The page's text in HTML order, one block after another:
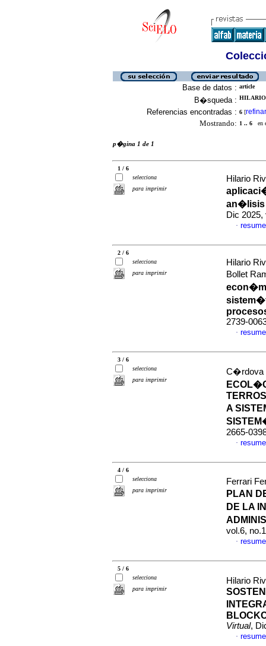
Base de datos : article
B�squeda : HILARIO
Referencias encontradas : 6 [refinar
Mostrando: 1 .. 6 en
p�gina 1 de 1
1 / 6
selecciona
para imprimir
Hilario
an�lisis
Dic 2025,
·
2 / 6
selecciona
para imprimir
Hilario
Bollet
2739-
·
3 / 6
selecciona
para imprimir
C�rdova
A
2665-
·
4 / 6
selecciona
para imprimir
Ferrari
PLAN
DE LA
vol.6,
·
5 / 6
selecciona
para imprimir
Hilario
Virtual,
·